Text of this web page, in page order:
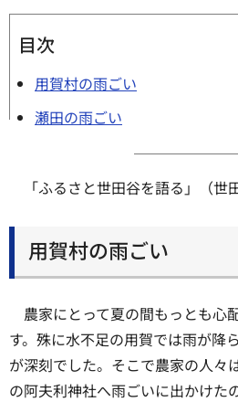
目次
用賀村の雨ごい
瀬田の雨ごい
「ふるさと世田谷を語る」（世
用賀村の雨ごい
農家にとって夏の間もっとも心
す。殊に水不足の用賀では雨が降
が深刻でした。そこで農家の人々
の阿夫利神社へ雨ごいに出かけた